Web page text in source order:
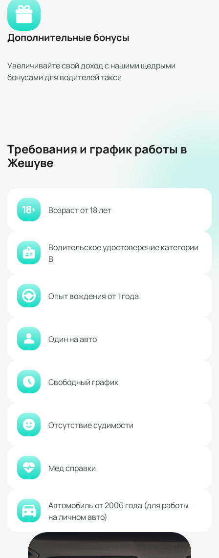
Дополнительные бонусы
Увеличивайте свой доход с нашими щедрыми
бонусами для водителей такси
Требования и график работы в
Жешуве
Возраст от 18 лет
Водительское удостоверение категории
В
Опыт вождения от 1 года
Один на авто
Свободный график
Отсутствие судимости
Мед справки
Автомобиль от 2006 года (для работы
на личном авто)